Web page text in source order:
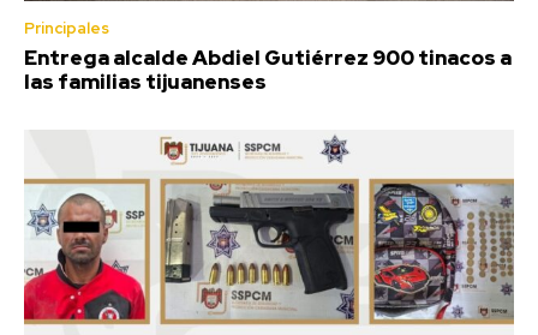
Principales
Entrega alcalde Abdiel Gutiérrez 900 tinacos a
las familias tijuanenses